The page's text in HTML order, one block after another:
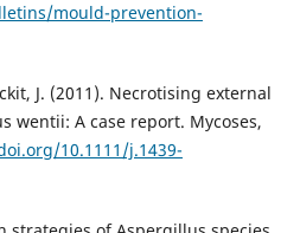
mould-prevention-
J. (2011). Necrotising external
wentii: A case report. Mycoses,
10.1111/j.1439-